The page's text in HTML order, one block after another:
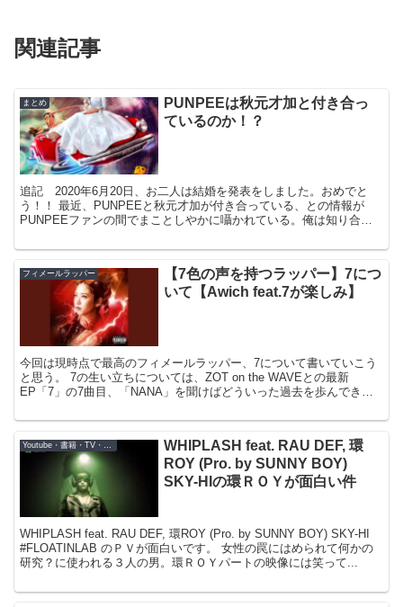
関連記事
まとめ
PUNPEEは秋元才加と付き合っ
ているのか！？
追記 2020年6月20日、お二人は結婚を発表をしました。おめでと
う！！ 最近、PUNPEEと秋元才加が付き合っている、との情報が
PUNPEEファンの間でまことしやかに囁かれている。俺は知り合い
フィメールラッパー
【7色の声を持つラッパー】7につ
いて【Awich feat.7が楽しみ】
今回は現時点で最高のフィメールラッパー、7について書いていこう
と思う。 7の生い立ちについては、ZOT on the WAVEとの最新
EP「7」の7曲目、「NANA」を聞けばどういった過去を歩んできた
WHIPLASH feat. RAU DEF, 環
ROY (Pro. by SUNNY BOY)
SKY-HIの環ＲＯＹが面白い件
WHIPLASH feat. RAU DEF, 環ROY (Pro. by SUNNY BOY) SKY-HI
#FLOATINLAB のＰＶが面白いです。 女性の罠にはめられて何かの
研究？に使われる３人の男。環ＲＯＹパートの映像には笑って...